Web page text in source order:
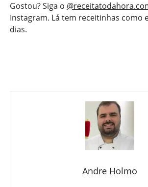
Gostou? Siga o
Instagram. Lá tem receitinhas como
dias.
Andre Holmo